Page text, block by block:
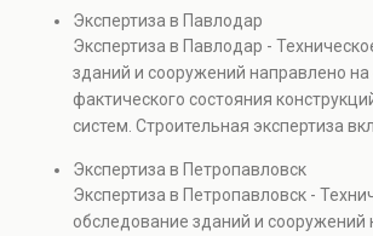
прочности элементов и оценку
безопасности. Услуга востребована
недвижимости, капитальном
объектов, а также при судебных
технических проверках.
Экспертиза в Павлодар
Экспертиза в Павлодар -
зданий и сооружений направлено
фактического состояния
систем. Строительная экспертиза
элементов и оценку
Услуга востребована при покупке
Экспертиза в Петропавловск
Экспертиза в Петропавловск -
обследование зданий и сооружений